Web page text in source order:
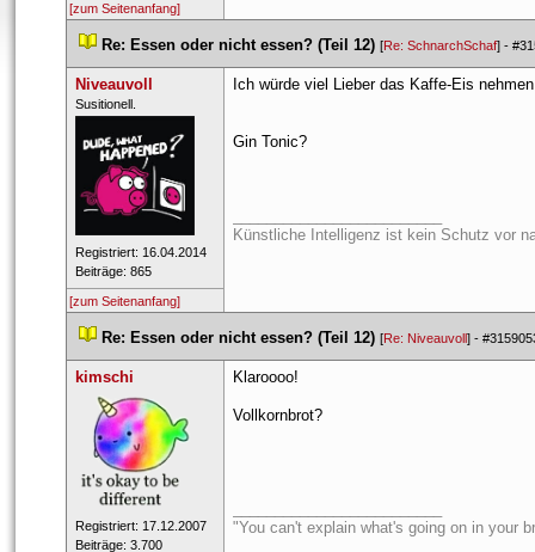
[zum Seitenanfang]
Re: Essen oder nicht essen? (Teil 12) [Re: SchnarchSchaf] -
Niveauvoll
​Susitionell.
Registriert: 16.04.2014
Beiträge: 865
Ich würde viel Lieber das Kaffe-Eis
Gin Tonic?
Künstliche Intelligenz ist kein Schutz vor
[zum Seitenanfang]
Re: Essen oder nicht essen? (Teil 12) [Re: Niveauvoll] -
kimschi
Registriert: 17.12.2007
Beiträge: 3.700
Klaroooo!
Vollkornbrot?
"You can't explain what's going on in your